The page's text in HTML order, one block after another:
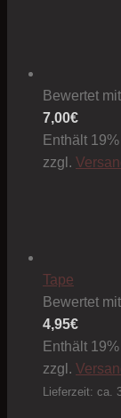
Bewertet mit
7,00€
Enthält
zzgl.
Tape
Bewertet mit
4,95€
Enthält
zzgl.
Lieferzeit: ca.